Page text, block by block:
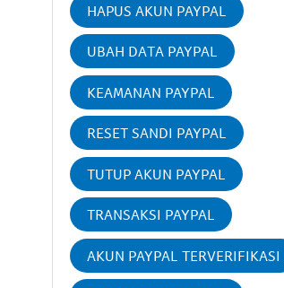
HAPUS AKUN PAYPAL
UBAH DATA PAYPAL
KEAMANAN PAYPAL
RESET SANDI PAYPAL
TUTUP AKUN PAYPAL
TRANSAKSI PAYPAL
AKUN PAYPAL TERVERIFIKASI